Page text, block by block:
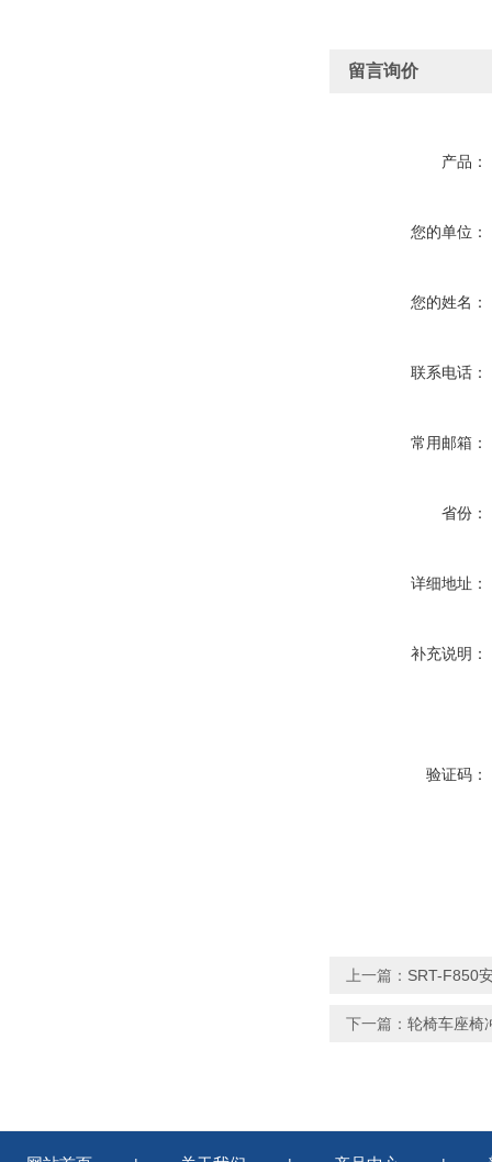
留言询价
产品：
您的单位：
您的姓名：
联系电话：
常用邮箱：
省份：
详细地址：
补充说明：
验证码：
上一篇： SRT-F850
下一篇： 轮椅车座椅